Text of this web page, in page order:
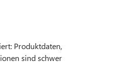
Produktdaten,
sind schwer